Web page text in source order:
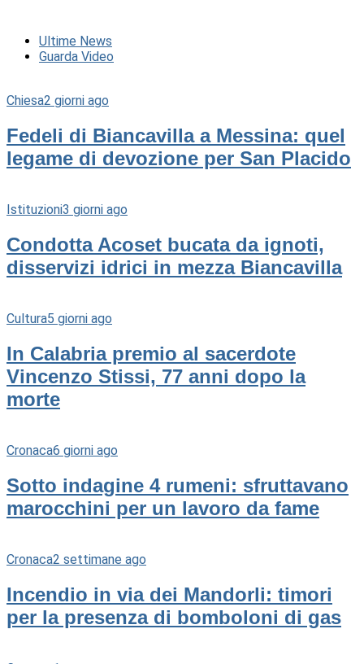
Ultime News
Guarda Video
Chiesa2 giorni ago
Fedeli di Biancavilla a Messina: quel
legame di devozione per San Placido
Istituzioni3 giorni ago
Condotta Acoset bucata da ignoti,
disservizi idrici in mezza Biancavilla
Cultura5 giorni ago
In Calabria premio al sacerdote
Vincenzo Stissi, 77 anni dopo la
morte
Cronaca6 giorni ago
Sotto indagine 4 rumeni: sfruttavano
marocchini per un lavoro da fame
Cronaca2 settimane ago
Incendio in via dei Mandorli: timori
per la presenza di bomboloni di gas